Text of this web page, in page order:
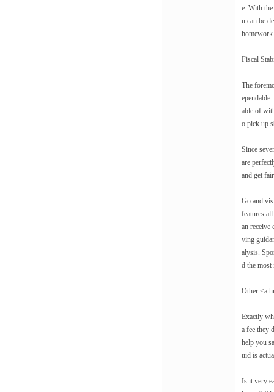
e. With
u can be
homework.
Fiscal
The
able of
o pick up
Since
are
and get
Go and
features
an receive
ving
alysis.
d the most
Other <a
Exactly
a fee they
help you
uid is
Is it very